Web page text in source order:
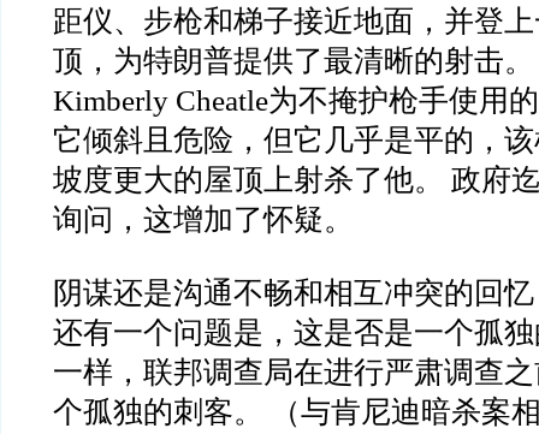
距仪、步枪和梯子接近地面，并登
顶，为特朗普提供了最清晰的射击
Kimberly Cheatle为不掩护枪手使用
它倾斜且危险，但它几乎是平的，
坡度更大的屋顶上射杀了他。 政府
询问，这增加了怀疑。
阴谋还是沟通不畅和相互冲突的回
还有一个问题是，这是否是一个孤
一样，联邦调查局在进行严肃调查
个孤独的刺客。 （与肯尼迪暗杀案